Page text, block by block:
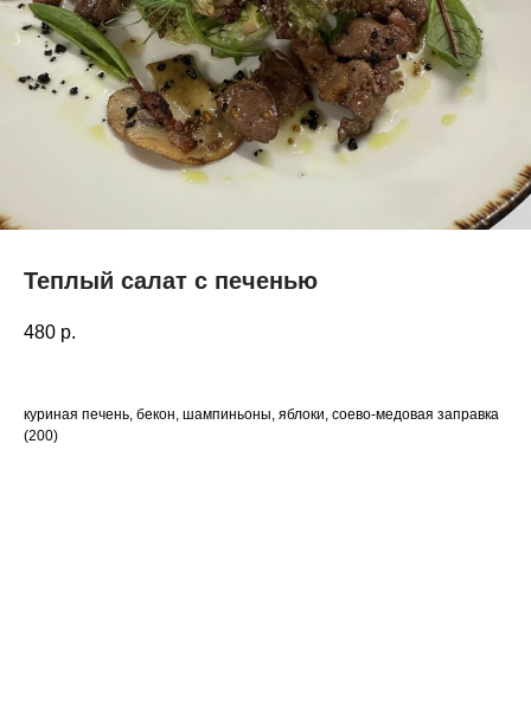
Теплый салат с печенью
480 р.
куриная печень, бекон, шампиньоны, яблоки, соево-медовая заправка
(200)